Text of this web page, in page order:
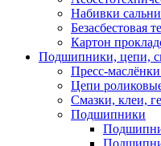
Набивки
Безасбестовая
Картон
Подшипники, цепи,
Пресс-
Цепи
Смазки, клеи,
Подшипники